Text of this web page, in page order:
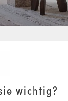
wichtig?